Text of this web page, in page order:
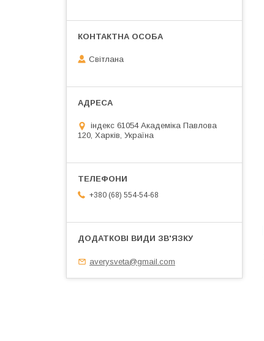
Світлана
індекс 61054 Академіка Павлова
120, Харків, Україна
+380 (68) 554-54-68
averysveta@gmail.com